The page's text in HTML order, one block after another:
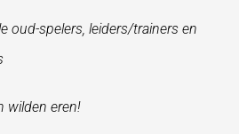
oud-spelers, leiders/trainers en
wilden eren!